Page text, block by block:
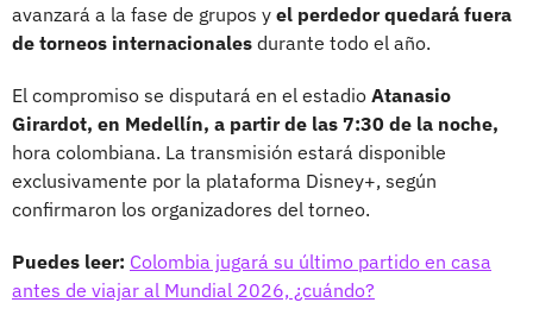
avanzará a la fase de grupos y el perdedor quedará fuera
de torneos internacionales durante todo el año.
El compromiso se disputará en el estadio Atanasio
Girardot, en Medellín, a partir de las 7:30 de la noche,
hora colombiana. La transmisión estará disponible
exclusivamente por la plataforma Disney+, según
confirmaron los organizadores del torneo.
Puedes leer: Colombia jugará su último partido en casa
antes de viajar al Mundial 2026, ¿cuándo?